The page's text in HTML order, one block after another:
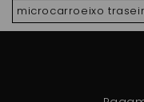
microcarroeixo